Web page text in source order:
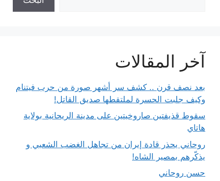
آخر المقالات
بعد نصف قرن .. كشف سر أشهر صورة من حرب فيتنام
وكيف جلبت الحسرة لملتقطها صديق القاتل!
سقوط قذيفتين صاروخيتين على مدينة الريحانية بولاية
هاتاي
روحاني يحذر قادة إيران من تجاهل الغضب الشعبي و
يذكّرهم بمصير الشاه!
حسن روحاني